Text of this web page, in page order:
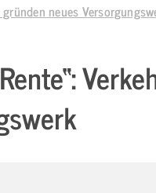
neues